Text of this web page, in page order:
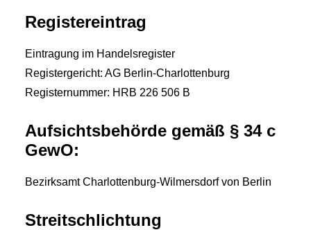
Registereintrag
Eintragung im Handelsregister
Registergericht: AG Berlin-Charlottenburg
Registernummer: HRB 226 506 B
Aufsichtsbehörde gemäß § 34 c
GewO:
Bezirksamt Charlottenburg-Wilmersdorf von Berlin
Streitschlichtung